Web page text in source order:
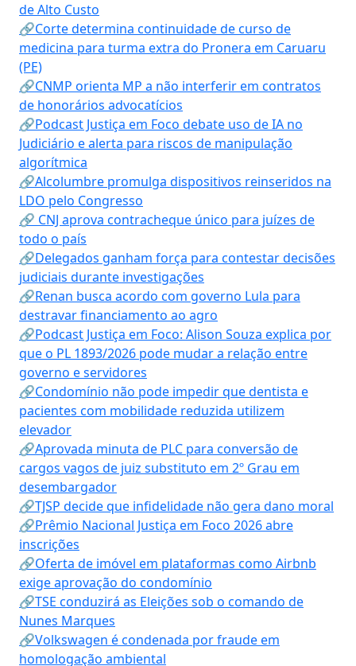
de Alto Custo
🔗Corte determina continuidade de curso de
medicina para turma extra do Pronera em Caruaru
(PE)
🔗CNMP orienta MP a não interferir em contratos
de honorários advocatícios
🔗Podcast Justiça em Foco debate uso de IA no
Judiciário e alerta para riscos de manipulação
algorítmica
🔗Alcolumbre promulga dispositivos reinseridos na
LDO pelo Congresso
🔗 CNJ aprova contracheque único para juízes de
todo o país
🔗Delegados ganham força para contestar decisões
judiciais durante investigações
🔗Renan busca acordo com governo Lula para
destravar financiamento ao agro
🔗Podcast Justiça em Foco: Alison Souza explica por
que o PL 1893/2026 pode mudar a relação entre
governo e servidores
🔗Condomínio não pode impedir que dentista e
pacientes com mobilidade reduzida utilizem
elevador
🔗Aprovada minuta de PLC para conversão de
cargos vagos de juiz substituto em 2º Grau em
desembargador
🔗TJSP decide que infidelidade não gera dano moral
🔗Prêmio Nacional Justiça em Foco 2026 abre
inscrições
🔗Oferta de imóvel em plataformas como Airbnb
exige aprovação do condomínio
🔗TSE conduzirá as Eleições sob o comando de
Nunes Marques
🔗Volkswagen é condenada por fraude em
homologação ambiental